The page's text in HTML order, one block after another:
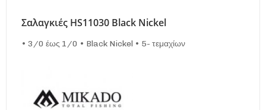
Σαλαγκιές HS11030 Black Nickel
• 3/0 έως 1/0 • Black Nickel • 5- τεμαχίων